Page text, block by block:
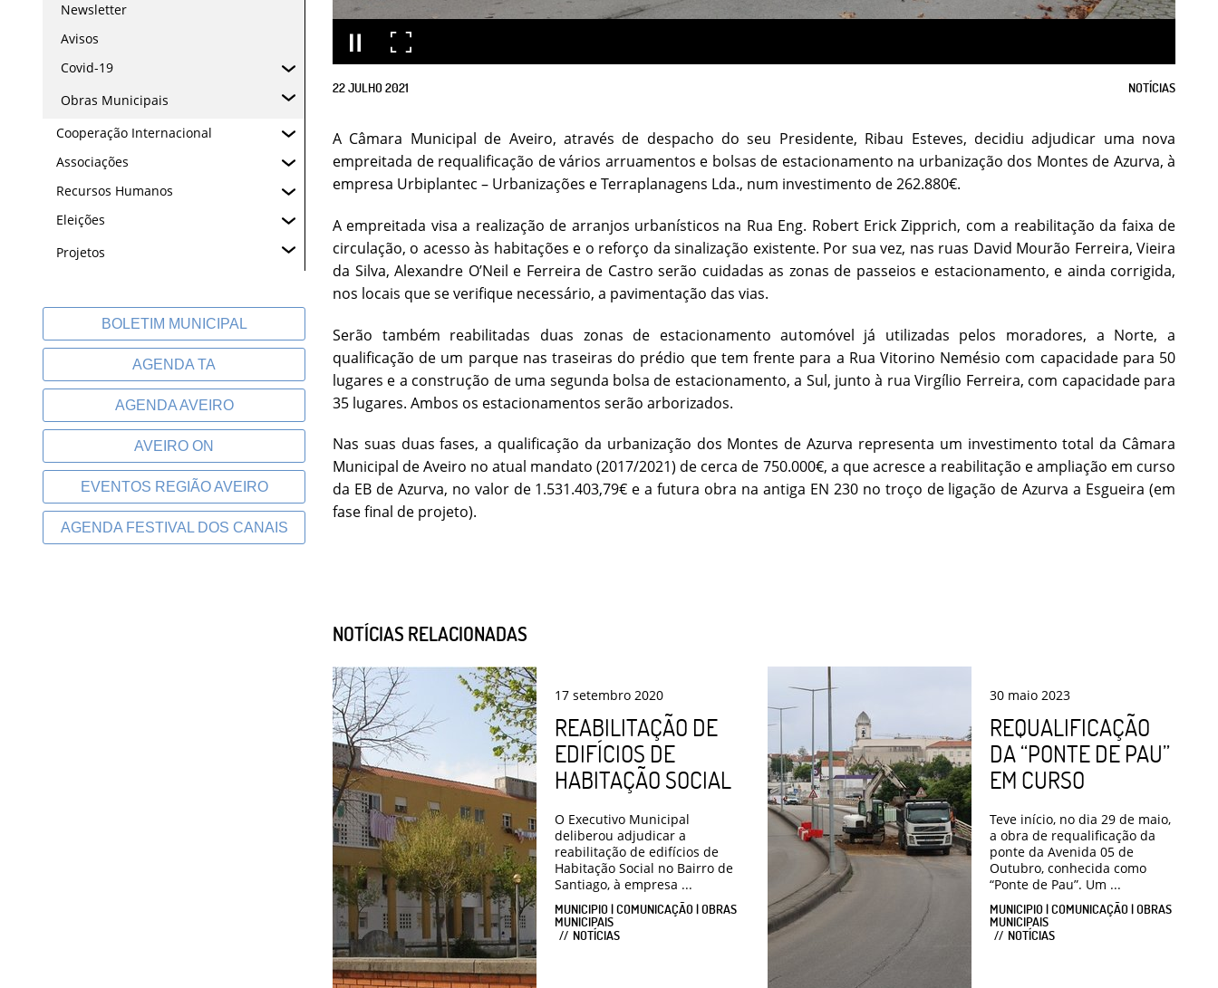
Newsletter
Avisos
Covid-19
Obras Municipais
Cooperação Internacional
Associações
Recursos Humanos
Eleições
Projetos
BOLETIM MUNICIPAL
AGENDA TA
AGENDA AVEIRO
AVEIRO ON
EVENTOS REGIÃO AVEIRO
AGENDA FESTIVAL DOS CANAIS
22JULHO2021 NOTÍCIAS
A Câmara Municipal de Aveiro, através de despacho do seu Presidente, Ribau Esteves, decidiu adjudicar uma nova
empreitada de requalificação de vários arruamentos e bolsas de estacionamento na urbanização dos Montes de Azurva, à
empresa Urbiplantec – Urbanizações e Terraplanagens Lda., num investimento de 262.880€.
A empreitada visa a realização de arranjos urbanísticos na Rua Eng. Robert Erick Zipprich, com a reabilitação da faixa de
circulação, o acesso às habitações e o reforço da sinalização existente. Por sua vez, nas ruas David Mourão Ferreira, Vieira
da Silva, Alexandre O’Neil e Ferreira de Castro serão cuidadas as zonas de passeios e estacionamento, e ainda corrigida,
nos locais que se verifique necessário, a pavimentação das vias.
Serão também reabilitadas duas zonas de estacionamento automóvel já utilizadas pelos moradores, a Norte, a
qualificação de um parque nas traseiras do prédio que tem frente para a Rua Vitorino Nemésio com capacidade para 50
lugares e a construção de uma segunda bolsa de estacionamento, a Sul, junto à rua Virgílio Ferreira, com capacidade para
35 lugares. Ambos os estacionamentos serão arborizados.
Nas suas duas fases, a qualificação da urbanização dos Montes de Azurva representa um investimento total da Câmara
Municipal de Aveiro no atual mandato (2017/2021) de cerca de 750.000€, a que acresce a reabilitação e ampliação em curso
da EB de Azurva, no valor de 1.531.403,79€ e a futura obra na antiga EN 230 no troço de ligação de Azurva a Esgueira (em
fase final de projeto).
NOTÍCIAS RELACIONADAS
17 setembro 2020
REABILITAÇÃO DE
EDIFÍCIOS DE
HABITAÇÃO SOCIAL
O Executivo Municipal
deliberou adjudicar a
reabilitação de edifícios de
Habitação Social no Bairro de
Santiago, à empresa ...
MUNICIPIO | COMUNICAÇÃO | OBRAS
MUNICIPAIS
NOTÍCIAS
30 maio 2023
REQUALIFICAÇÃO
DA “PONTE DE PAU”
EM CURSO
Teve início, no dia 29 de maio,
a obra de requalificação da
ponte da Avenida 05 de
Outubro, conhecida como
“Ponte de Pau”. Um ...
MUNICIPIO | COMUNICAÇÃO | OBRAS
MUNICIPAIS
NOTÍCIAS